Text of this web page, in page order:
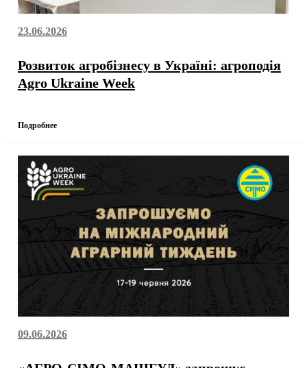
23.06.2026
Розвиток агробізнесу в Україні: агроподія
Agro Ukraine Week
Подробнее
09.06.2026